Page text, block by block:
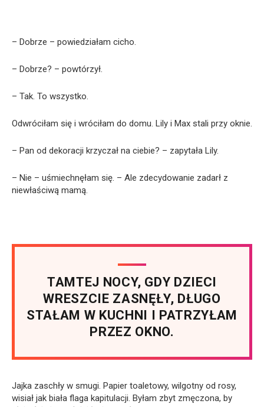
– Dobrze – powiedziałam cicho.
– Dobrze? – powtórzył.
– Tak. To wszystko.
Odwróciłam się i wróciłam do domu. Lily i Max stali przy oknie.
– Pan od dekoracji krzyczał na ciebie? – zapytała Lily.
– Nie – uśmiechnęłam się. – Ale zdecydowanie zadarł z
niewłaściwą mamą.
TAMTEJ NOCY, GDY DZIECI
WRESZCIE ZASNĘŁY, DŁUGO
STAŁAM W KUCHNI I PATRZYŁAM
PRZEZ OKNO.
Jajka zaschły w smugi. Papier toaletowy, wilgotny od rosy,
wisiał jak biała flaga kapitulacji. Byłam zbyt zmęczona, by